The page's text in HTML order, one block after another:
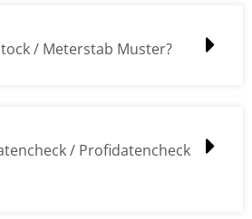
/ Meterstab Muster?
/ Profidatencheck